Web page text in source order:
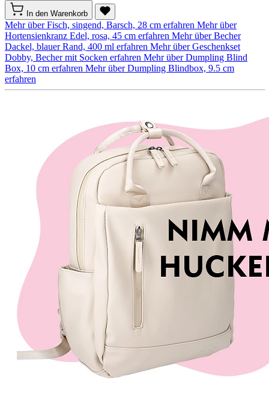
In den Warenkorb
Mehr über Fisch, singend, Barsch, 28 cm erfahren Mehr über
Hortensienkranz Edel, rosa, 45 cm erfahren Mehr über Becher
Dackel, blauer Rand, 400 ml erfahren Mehr über Geschenkset
Dobby, Becher mit Socken erfahren Mehr über Dumpling Blind
Box, 10 cm erfahren Mehr über Dumpling Blindbox, 9.5 cm
erfahren